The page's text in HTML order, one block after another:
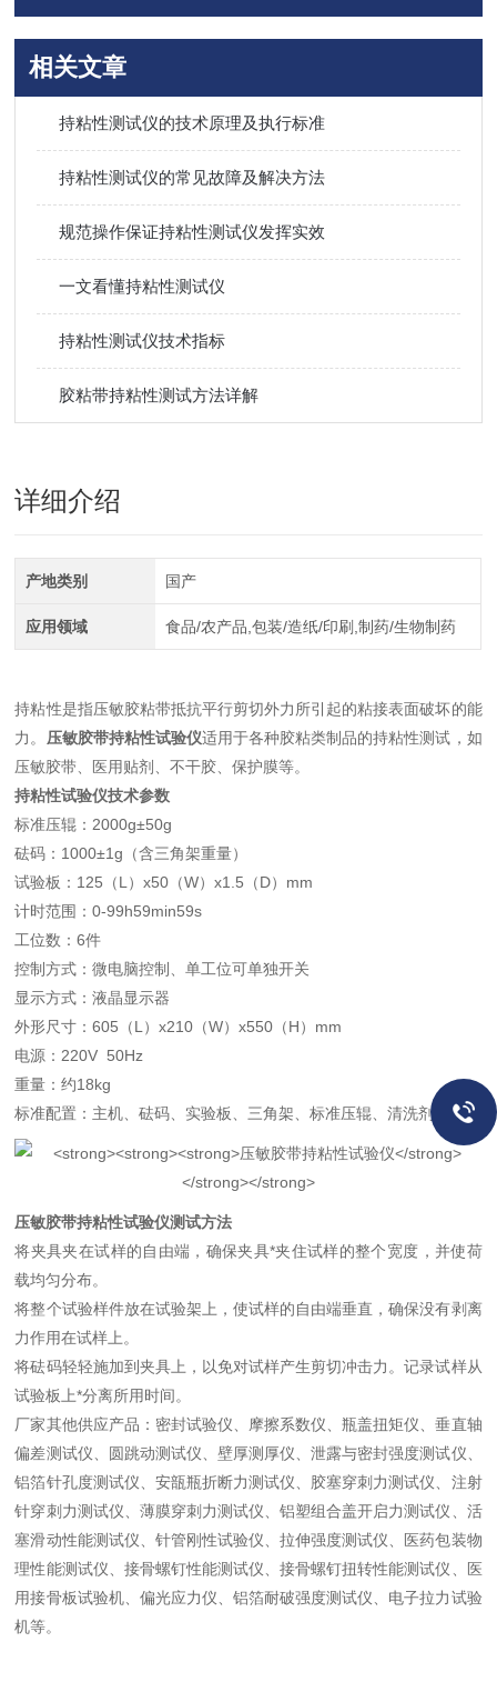
相关文章
持粘性测试仪的技术原理及执行标准
持粘性测试仪的常见故障及解决方法
规范操作保证持粘性测试仪发挥实效
一文看懂持粘性测试仪
持粘性测试仪技术指标
胶粘带持粘性测试方法详解
详细介绍
产地类别 国产
应用领域 食品/农产品,包装/造纸/印刷,制药/生物制药
持粘性是指压敏胶粘带抵抗平行剪切外力所引起的粘接表面破坏的能
力。 压敏胶带持粘性试验仪适用于各种胶粘类制品的持粘性测试，如
压敏胶带、医用贴剂、不干胶、保护膜等。
持粘性试验仪技术参数
标准压辊：2000g±50g
砝码：1000±1g（含三角架重量）
试验板：125（L）x50（W）x1.5（D）mm
计时范围：0-99h59min59s
工位数：6件
控制方式：微电脑控制、单工位可单独开关
显示方式：液晶显示器
外形尺寸：605（L）x210（W）x550（H）mm
电源：220V 50Hz
重量：约18kg
标准配置：主机、砝码、实验板、三角架、标准压辊、清洗剂
压敏胶带持粘性试验仪测试方法
将夹具夹在试样的自由端，确保夹具*夹住试样的整个宽度，并使荷
载均匀分布。
将整个试验样件放在试验架上，使试样的自由端垂直，确保没有剥离
力作用在试样上。
将砝码轻轻施加到夹具上，以免对试样产生剪切冲击力。记录试样从
试验板上*分离所用时间。
厂家其他供应产品：密封试验仪、摩擦系数仪、瓶盖扭矩仪、垂直轴
偏差测试仪、圆跳动测试仪、壁厚测厚仪、泄露与密封强度测试仪、
铝箔针孔度测试仪、安瓿瓶折断力测试仪、胶塞穿刺力测试仪、注射
针穿刺力测试仪、薄膜穿刺力测试仪、铝塑组合盖开启力测试仪、活
塞滑动性能测试仪、针管刚性试验仪、拉伸强度测试仪、医药包装物
理性能测试仪、接骨螺钉性能测试仪、接骨螺钉扭转性能测试仪、医
用接骨板试验机、偏光应力仪、铝箔耐破强度测试仪、电子拉力试验
机等。